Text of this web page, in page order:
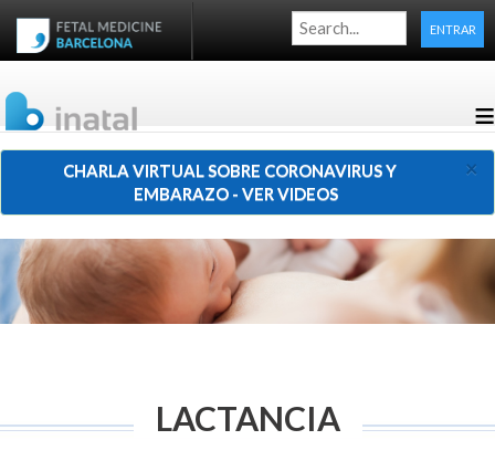
≡
ENTRAR
×
CHARLA VIRTUAL SOBRE CORONAVIRUS Y
EMBARAZO - VER VIDEOS
LACTANCIA